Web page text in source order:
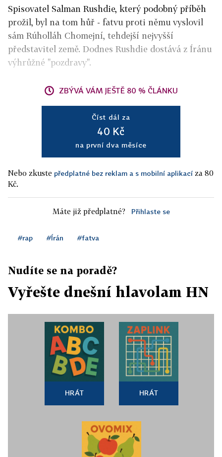
Spisovatel Salman Rushdie, který podobný příběh
prožil, byl na tom hůř - fatvu proti němu vyslovil
sám Rúholláh Chomejní, tehdejší nejvyšší
představitel země. Dodnes Rushdie dostává z Íránu
výhrůžné "pozdravy".
ZBÝVÁ VÁM JEŠTĚ 80 % ČLÁNKU
Číst dál za
40 Kč
na první dva měsíce
Nebo zkuste předplatné bez reklam a s mobilní aplikací za 80
Kč.
Máte již předplatné? Přihlaste se
#rap #Írán #fatva
Nudíte se na poradě?
Vyřešte dnešní hlavolam HN
HRÁT HRÁT